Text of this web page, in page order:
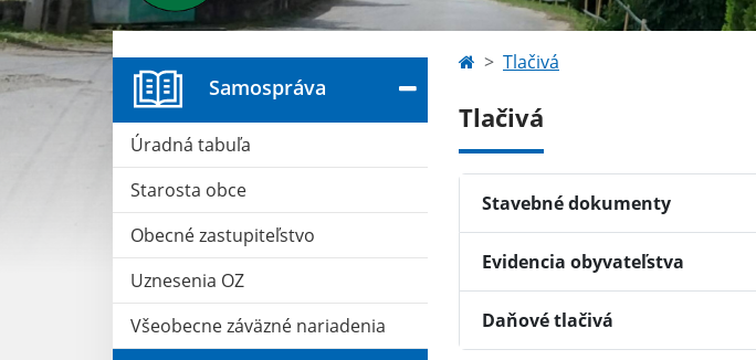
Samospráva
Úradná tabuľa
Starosta obce
Obecné zastupiteľstvo
Uznesenia OZ
Všeobecne záväzné nariadenia
Tlačivá
Tlačivá
Stavebné dokumenty
Evidencia obyvateľstva
Daňové tlačivá